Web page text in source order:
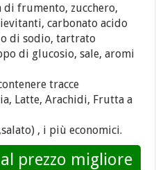
di frumento, zucchero,
carbonato acido
di sodio, tartrato
di glucosio, sale, aromi
tracce
Latte, Arachidi, Frutta a
, i più economici.
prezzo migliore